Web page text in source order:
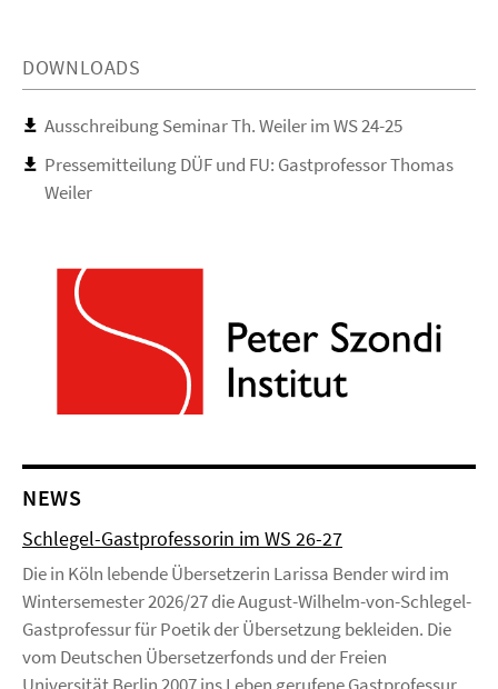
DOWNLOADS
Ausschreibung Seminar Th. Weiler im WS 24-25
Pressemitteilung DÜF und FU: Gastprofessor Thomas
Weiler
NEWS
Schlegel-Gastprofessorin im WS 26-27
Die in Köln lebende Übersetzerin Larissa Bender wird im
Wintersemester 2026/27 die August-Wilhelm-von-Schlegel-
Gastprofessur für Poetik der Übersetzung bekleiden. Die
vom Deutschen Übersetzerfonds und der Freien